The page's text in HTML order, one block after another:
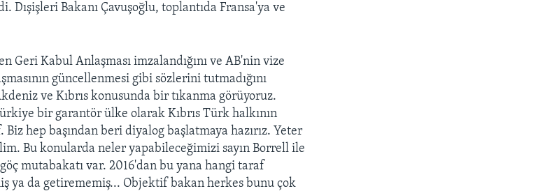
Dışişleri Bakanı Çavuşoğlu, toplantıda Fransa'ya ve
Geri Kabul Anlaşması imzalandığını ve AB'nin vize
güncellenmesi gibi sözlerini tutmadığını
ve Kıbrıs konusunda bir tıkanma görüyoruz.
bir garantör ülke olarak Kıbrıs Türk halkının
hep başından beri diyalog başlatmaya hazırız. Yeter
Bu konularda neler yapabileceğimizi sayın Borrell ile
mutabakatı var. 2016'dan bu yana hangi taraf
ya da getirememiş... Objektif bakan herkes bunu çok